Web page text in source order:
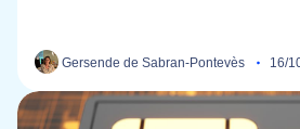
Gersende de Sabran-Pontevès 16/